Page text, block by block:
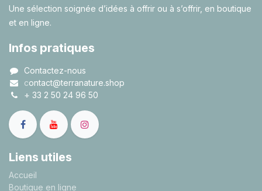
Une sélection soignée d’idées à offrir ou à s’offrir, en boutique
et en ligne.
Infos pratiques
Contactez-nous
contact@terranature.shop
+ 33 2 50 24 96 50
Liens utiles
Accueil
Boutique en ligne